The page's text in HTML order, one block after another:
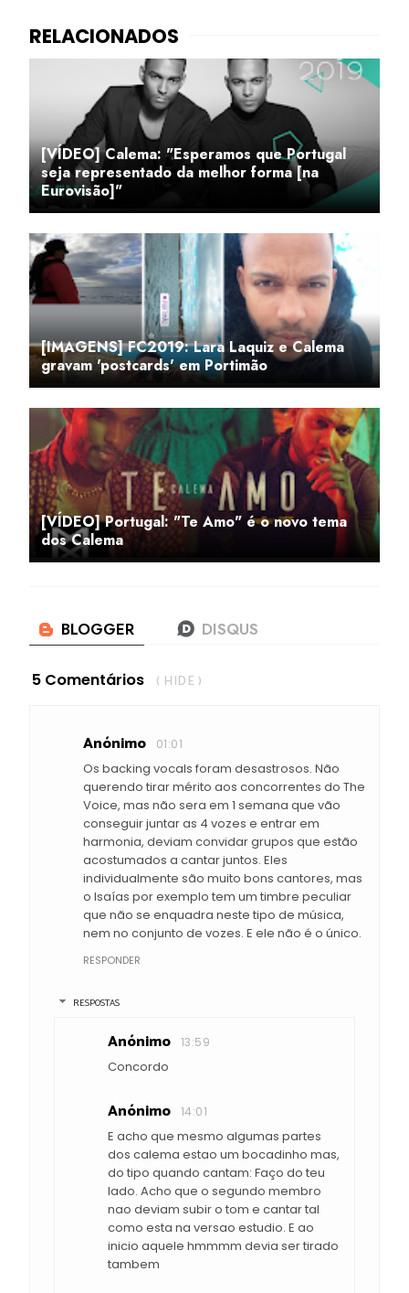
[VÍDEO] Calema: "Esperamos que Portugal
seja representado da melhor forma [na
Eurovisão]"
[IMAGENS] FC2019: Lara Laquiz e Calema
gravam 'postcards' em Portimão
[VÍDEO] Portugal: "Te Amo" é o novo tema
dos Calema
5 Comentários ( HIDE )
Anónimo 01:01
Os backing vocals foram desastrosos. Não
querendo tirar mérito aos concorrentes do The
Voice, mas não sera em 1 semana que vão
conseguir juntar as 4 vozes e entrar em
harmonia, deviam convidar grupos que estão
acostumados a cantar juntos. Eles
individualmente são muito bons cantores, mas
o Isaías por exemplo tem um timbre peculiar
que não se enquadra neste tipo de música,
nem no conjunto de vozes. E ele não é o único.
RESPONDER
RESPOSTAS
Anónimo 13:59
Concordo
Anónimo 14:01
E acho que mesmo algumas partes
dos calema estao um bocadinho mas,
do tipo quando cantam: Faço do teu
lado. Acho que o segundo membro
nao deviam subir o tom e cantar tal
como esta na versao estudio. E ao
inicio aquele hmmmm devia ser tirado
tambem